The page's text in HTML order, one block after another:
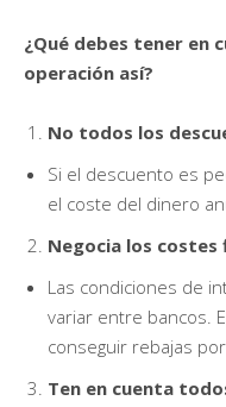
¿Qué debes tener en
operación así?
No todos los
Si el descuento es
el coste del dinero
Negocia los costes
Las condiciones de
variar entre bancos.
conseguir rebajas
Ten en cuenta